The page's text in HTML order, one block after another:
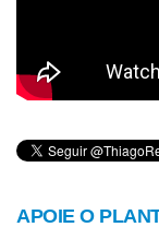
APOIE O